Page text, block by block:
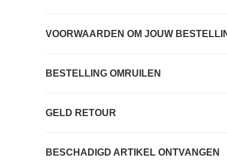
VOORWAARDEN OM JOUW
BESTELLING OMRUILEN
GELD RETOUR
BESCHADIGD ARTIKEL ONTVANGEN